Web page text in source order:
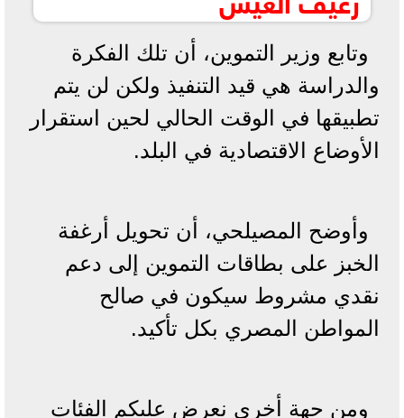
وتابع وزير التموين، أن تلك الفكرة
والدراسة هي قيد التنفيذ ولكن لن يتم
تطبيقها في الوقت الحالي لحين استقرار
الأوضاع الاقتصادية في البلد.
وأوضح المصيلحي، أن تحويل أرغفة
الخبز على بطاقات التموين إلى دعم
نقدي مشروط سيكون في صالح
المواطن المصري بكل تأكيد.
ومن جهة أخري نعرض عليكم الفئات